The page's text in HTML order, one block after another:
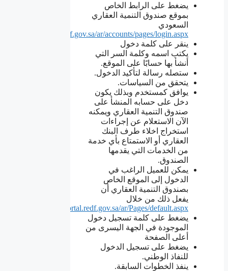
يضغط على الرابط الخاص
بموقع صندوق التنمية العقاري
السعودي
https://portal.redf.gov.sa/ar/accounts/pages/login.aspx
ينقر على كلمة دخول
يكتب اسمه وكلمة السر التي
أنشأ بها حسابًا على الموقع.
ستصله رسالة لتأكيد الدخول.
يتحقق من السياسات.
يوافق كمستخدم وبذلك يكون
دخل على حسابه المنشأ على
صندوق التنمية العقاري ويمكنه
الآن الاستعلام عن إجراءات
استخراج اخلاء طرف البنك
العقاري أو الاستمتاع بأي خدمة
من الخدمات التي يقدمها
الصندوق.
يمكن للعميل الراغب في
الدخول إلى الموقع الخاص
بصندوق التنمية العقاري أن
يفعل ذلك من خلال
https://portal.redf.gov.sa/ar/Pages/default.aspx
يضغط على كلمة تسجيل دخول
الموجودة في الجهة اليسرى من
أعلى الصفحة
يضغط على تسجيل الدخول
للنفاذ الوطني.
ينفذ الخطوات السابقة.